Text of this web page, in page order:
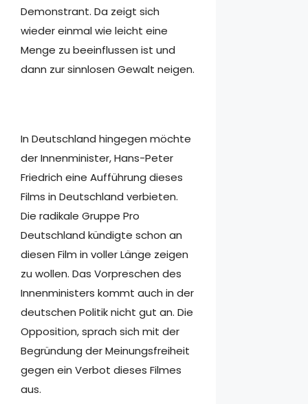
Demonstrant. Da zeigt sich
wieder einmal wie leicht eine
Menge zu beeinflussen ist und
dann zur sinnlosen Gewalt neigen.
In Deutschland hingegen möchte
der Innenminister, Hans-Peter
Friedrich eine Aufführung dieses
Films in Deutschland verbieten.
Die radikale Gruppe Pro
Deutschland kündigte schon an
diesen Film in voller Länge zeigen
zu wollen. Das Vorpreschen des
Innenministers kommt auch in der
deutschen Politik nicht gut an. Die
Opposition, sprach sich mit der
Begründung der Meinungsfreiheit
gegen ein Verbot dieses Filmes
aus.